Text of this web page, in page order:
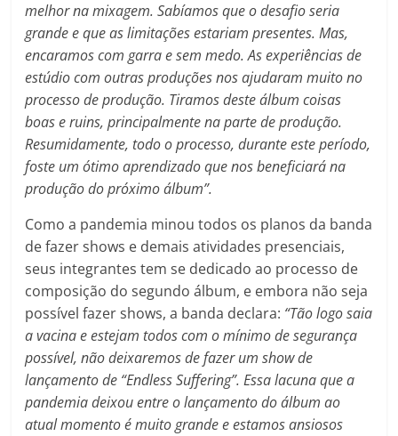
melhor na mixagem. Sabíamos que o desafio seria
grande e que as limitações estariam presentes. Mas,
encaramos com garra e sem medo. As experiências de
estúdio com outras produções nos ajudaram muito no
processo de produção. Tiramos deste álbum coisas
boas e ruins, principalmente na parte de produção.
Resumidamente, todo o processo, durante este período,
foste um ótimo aprendizado que nos beneficiará na
produção do próximo álbum”.
Como a pandemia minou todos os planos da banda
de fazer shows e demais atividades presenciais,
seus integrantes tem se dedicado ao processo de
composição do segundo álbum, e embora não seja
possível fazer shows, a banda declara: “Tão logo saia
a vacina e estejam todos com o mínimo de segurança
possível, não deixaremos de fazer um show de
lançamento de “Endless Suffering”. Essa lacuna que a
pandemia deixou entre o lançamento do álbum ao
atual momento é muito grande e estamos ansiosos